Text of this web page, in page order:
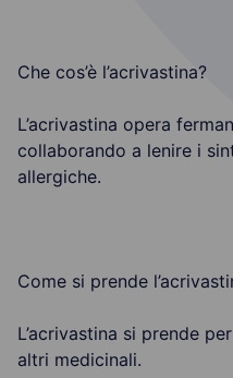
Che cos’è l’acrivastina?
L’acrivastina opera
collaborando a lenire i
allergiche.
Come si prende
L’acrivastina si prende
altri medicinali.